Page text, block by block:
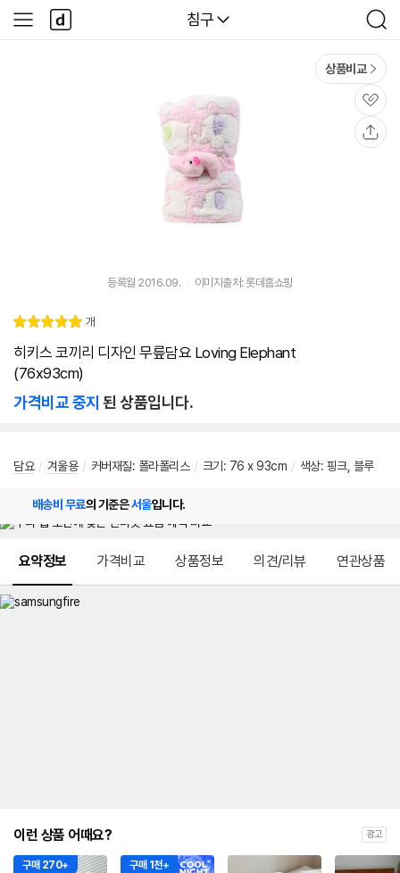
다나와
침구
검
색
사
이
다
나
와
상품비교
관
심
등록월 2016.09. 이미지출처: 롯데홈쇼핑
별
점
5.
0
리
개
히키스 코끼리 디자인 무릎담요 Loving Elephant
(76x93cm)
가격비교 중지 된 상품입니다.
담요 / 겨울용 / 커버재질: 폴라폴리스 / 크기: 76 x 93cm / 색상: 핑크, 블루
배송비 무료의 기준은서울입니다.
요약정보 가격비교 상품정보 의견/리뷰 연관상품
이런 상품 어때요? 광고
구매 270+ 구매 1천+